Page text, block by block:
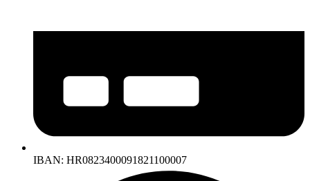
IBAN: HR0823400091821100007